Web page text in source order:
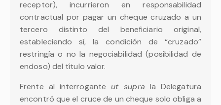
receptor), incurrieron en responsabilidad
contractual por pagar un cheque cruzado a un
tercero distinto del beneficiario original,
estableciendo sí, la condición de “cruzado”
restringía o no la negociabilidad (posibilidad de
endoso) del título valor.
Frente al interroganteut supra la Delegatura
encontró que el cruce de un cheque solo obliga a